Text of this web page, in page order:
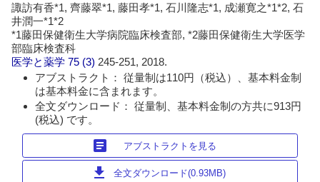
諏訪有香*1, 齊藤翠*1, 藤田孝*1, 石川隆志*1, 成瀬寛之*1*2, 石
井潤一*1*2
*1藤田保健衛生大学病院臨床検査部, *2藤田保健衛生大学医学
部臨床検査科
医学と薬学 75 (3) 245-251, 2018.
アブストラクト： 従量制は110円（税込）、基本料金制
は基本料金に含まれます。
全文ダウンロード： 従量制、基本料金制の方共に913円
(税込) です。
article アブストラクトを見る
download 全文ダウンロード(0.93MB)